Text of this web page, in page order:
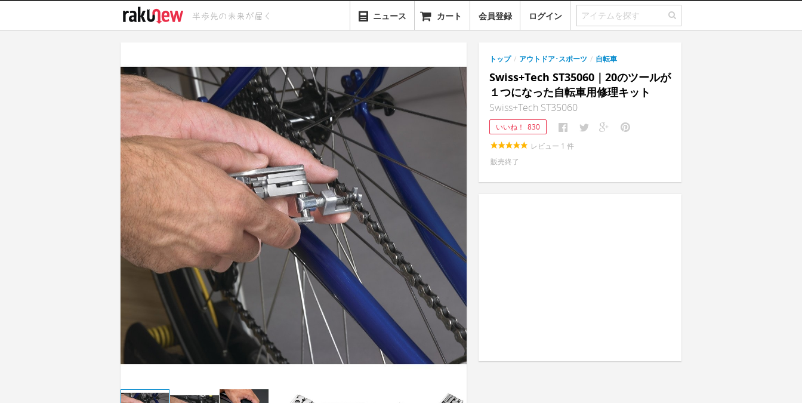
ニュース カート 会員登録 ログイン
トップ / アウトドア･スポーツ / 自転車
Swiss+Tech ST35060｜20のツールが
１つになった自転車用修理キット
Swiss+Tech ST35060
いいね！ 830
レビュー 1 件
販売終了